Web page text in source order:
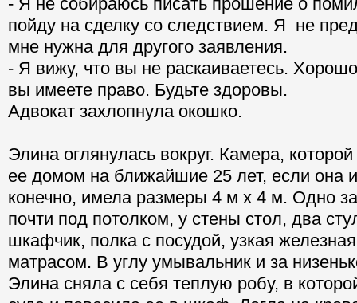
пойду на сделку со следствием. Я не
мне нужна для другого заявления.
- Я вижу, что вы не раскаиваетесь.
вы имеете право. Будьте здоровы.
Адвокат захлопнула окошко.
Элина оглянулась вокруг. Камера,
ее домом на ближайшие 25 лет, если она
конечно, имела размеры 4 м х 4 м. Одно
почти под потолком, у стены стол, два
шкафчик, полка с посудой, узкая
матрасом. В углу умывальник и за
Элина сняла с себя теплую робу, в